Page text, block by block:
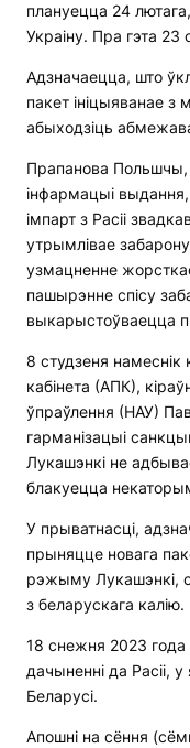
плануецца 24
Украіну. Пра гэта 23
Адзначаецца, што
пакет ініцыяванае
абыходзіць
Прапанова Польшчы,
інфармацыі
імпарт з Расіі
утрымлівае
узмацненне
пашырэнне спісу
выкарыстоўваецца
8 студзеня намеснік
кабінета (АПК),
ўпраўлення (НАУ)
гарманізацыі
Лукашэнкі не
блакуецца
У прыватнасці,
прыняцце новага
рэжыму Лукашэнкі,
з беларускага калію.
18 снежня 2023
дачыненні да Расіі,
Беларусі.
Апошні на сёння